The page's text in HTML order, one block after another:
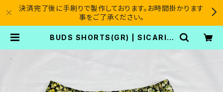
決済完了後に手刷りで製作しております。お時間掛かります
事をご了承ください。
BUDS SHORTS(GR) | SICARIO